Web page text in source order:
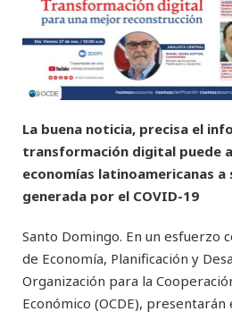
La buena noticia, precisa el
transformación digital puede
economías latinoamericanas a
generada por el COVID-19
Santo Domingo. En un esfuerzo
de Economía, Planificación y
Organización para la
Económico (OCDE),